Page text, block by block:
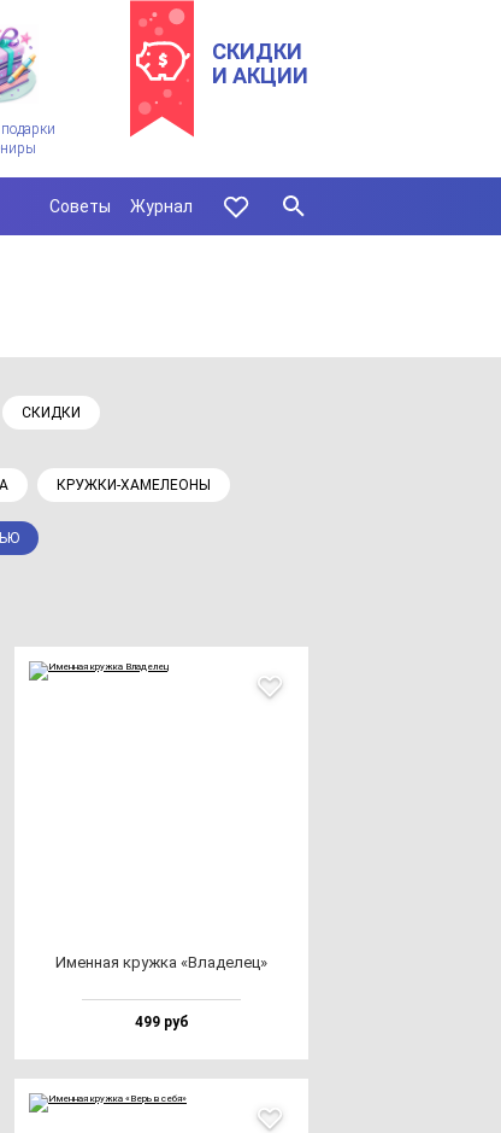
СКИДКИ
И АКЦИИ
Советы Журнал
СКИДКИ
КРУЖКИ-ХАМЕЛЕОНЫ
Имен­ная круж­ка «Вла­де­лец»
499 руб